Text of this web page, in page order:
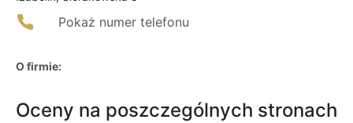
Pokaż numer telefonu
O firmie:
Oceny na poszczególnych stronach